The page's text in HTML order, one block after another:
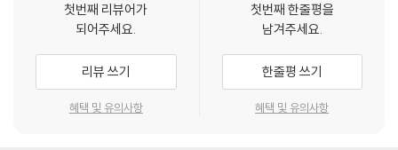
첫번째 리뷰어가
되어주세요.
리뷰 쓰기
혜택 및 유의사항
첫번째 한줄평을
남겨주세요.
한줄평 쓰기
혜택 및 유의사항